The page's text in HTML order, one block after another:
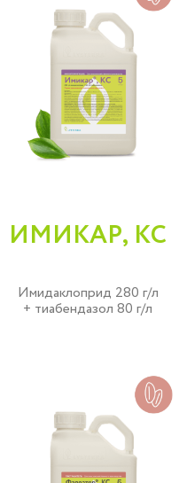
ИМИКАР, КС
Имидаклоприд 280 г/л
+ тиабендазол 80 г/л